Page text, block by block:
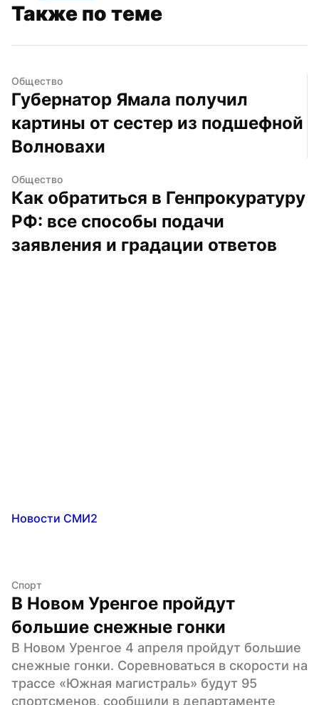
Также по теме
Общество
Губернатор Ямала получил
картины от сестер из подшефной
Волновахи
Общество
Как обратиться в Генпрокуратуру
РФ: все способы подачи
заявления и градации ответов
Новости СМИ2
Спорт
В Новом Уренгое пройдут
большие снежные гонки
В Новом Уренгое 4 апреля пройдут большие
снежные гонки. Соревноваться в скорости на
трассе «Южная магистраль» будут 95
спортсменов, сообщили в департаменте